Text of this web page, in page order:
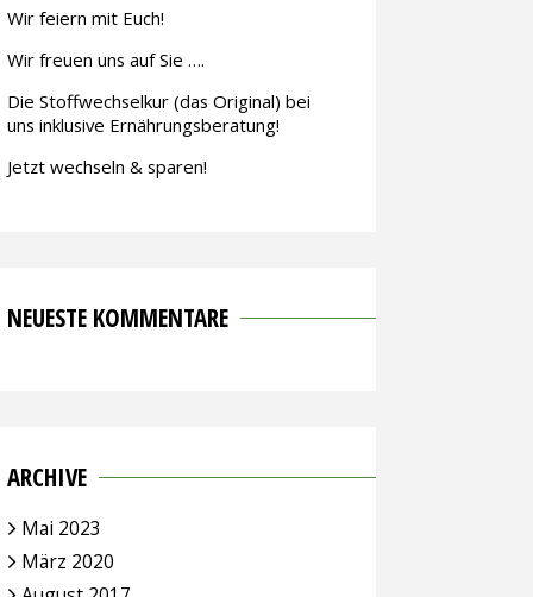
Wir feiern mit Euch!
Wir freuen uns auf Sie ….
Die Stoffwechselkur (das Original) bei
uns inklusive Ernährungsberatung!
Jetzt wechseln & sparen!
NEUESTE KOMMENTARE
ARCHIVE
Mai 2023
März 2020